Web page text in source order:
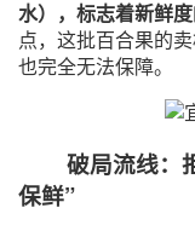
水），标志着新鲜
点，这批百合果的
也完全无法保障。
破局流线：
保鲜”